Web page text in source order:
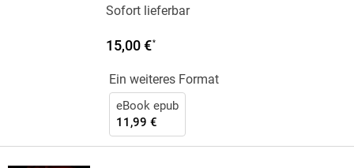
Sofort lieferbar
15,00 €*
Ein weiteres Format
eBook epub
11,99 €